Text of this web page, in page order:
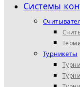
Системы
Турникеты